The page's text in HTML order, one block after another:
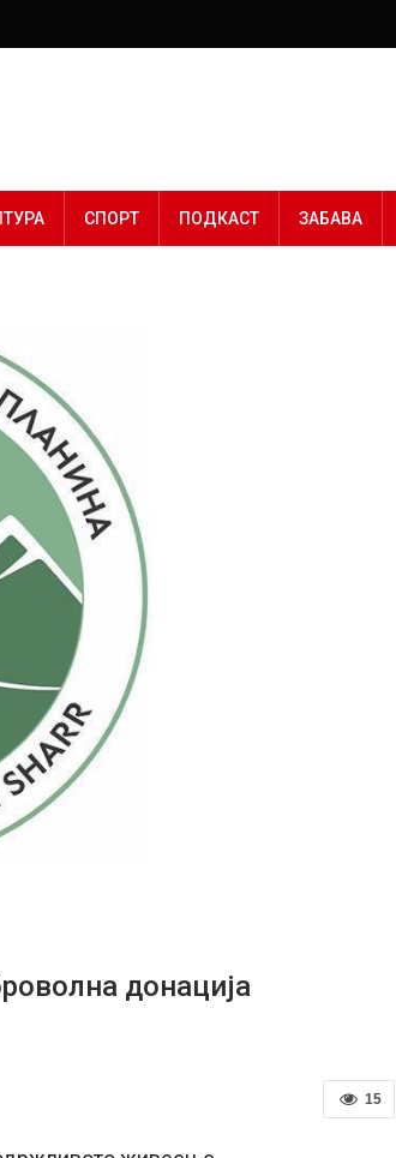
СПОРТ ПОДКАСТ ЗАБАВА
донација
15